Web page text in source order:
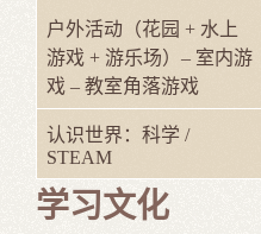
户外活动（花园 + 水上
游戏 + 游乐场）– 室内游
戏 – 教室角落游戏
认识世界：科学 /
STEAM
学习文化